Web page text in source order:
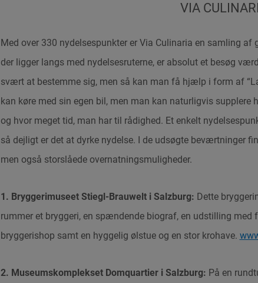
VIA
Med over 330 nydelsespunkter er Via Culinaria en samling
der ligger langs med nydelsesruterne, er absolut et besøg
svært at bestemme sig, men så kan man få hjælp i form af
kan køre med sin egen bil, men man kan naturligvis supplere
og hvor meget tid, man har til rådighed. Et enkelt
så dejligt er det at dyrke nydelse. I de udsøgte beværtninger
men også storslåede overnatningsmuligheder.
1. Bryggerimuseet Stiegl-Brauwelt i Salzburg: Dette
rummer et bryggeri, en spændende biograf, en udstilling
bryggerishop samt en hyggelig ølstue og en stor krohave.
2. Museumskomplekset Domquartier i Salzburg: På en